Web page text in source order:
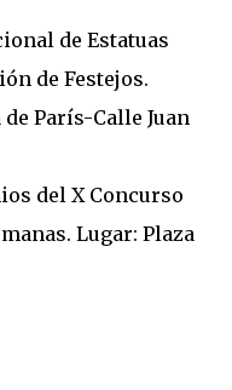
de Estatuas
de Festejos.
París-Calle Juan
del X Concurso
Lugar: Plaza